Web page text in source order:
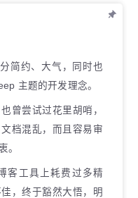
简约、大气，同时也
主题的开发理念。
曾尝试过花里胡哨，
档混乱，而且容易审
。
客工具上耗费过多精
，终于豁然大悟，明